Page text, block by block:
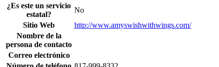
¿Es este un servicio
estatal?
No
Sitio Web
http://www.amyswishwithwings.com/
Nombre de la
persona de contacto
Correo electrónico